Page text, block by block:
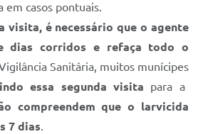
em casos pontuais.
visita, é necessário que o agente
dias corridos e refaça todo o
Sanitária, muitos munícipes
essa segunda visita para a
compreendem que o larvicida
7 dias.